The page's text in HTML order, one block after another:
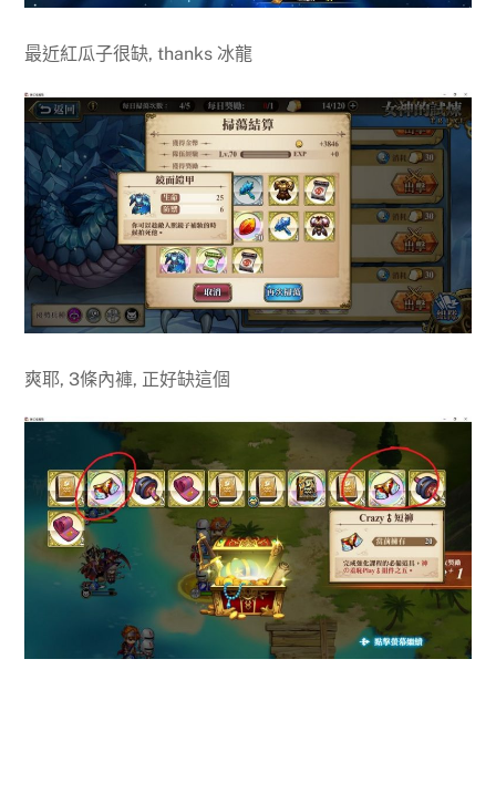
最近紅瓜子很缺, thanks 冰龍
爽耶, 3條內褲, 正好缺這個